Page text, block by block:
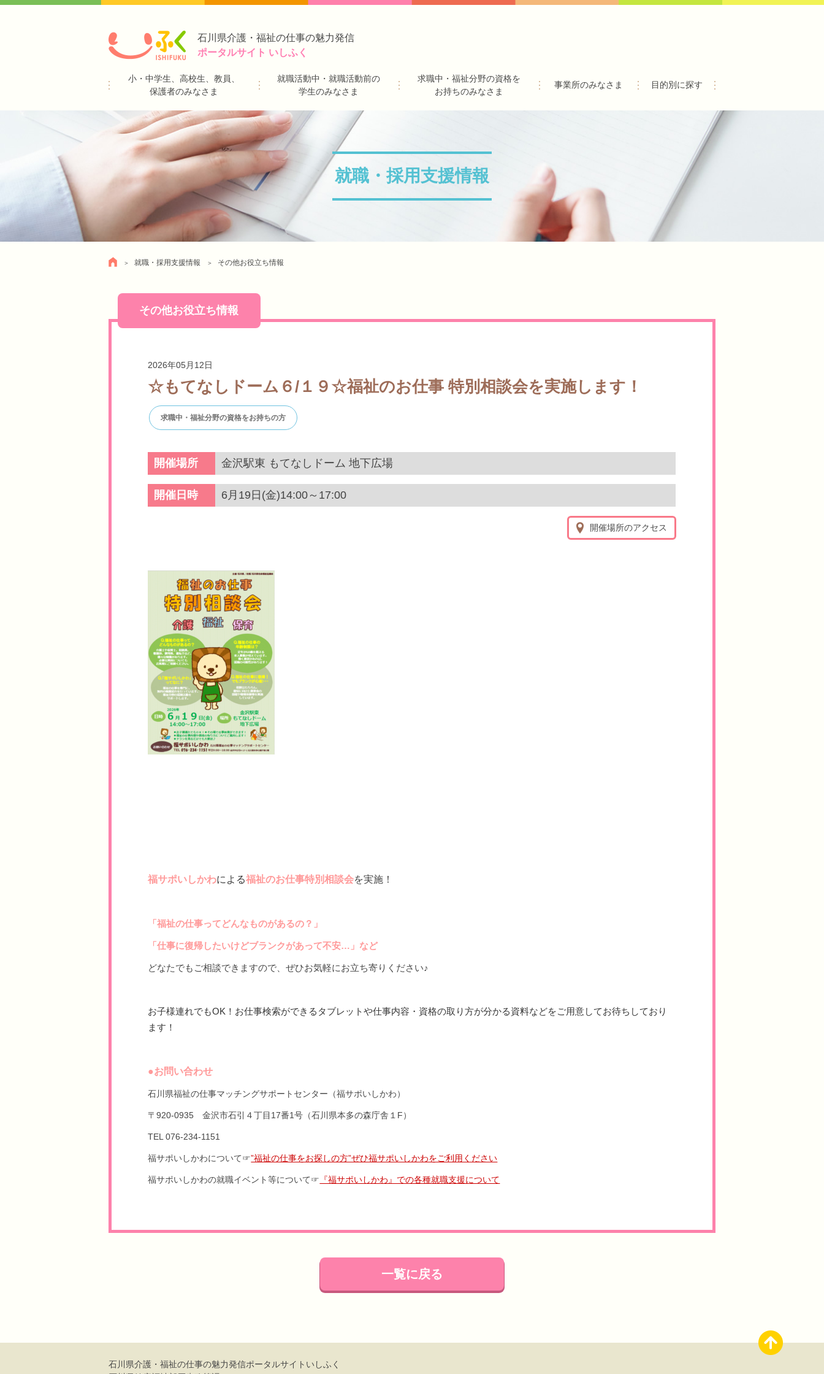
石川県介護・福祉の仕事の魅力発信
ポータルサイト いしふく
小・中学生、高校生、教員、
保護者のみなさま
就職活動中・就職活動前の
学生のみなさま
求職中・福祉分野の資格を
お持ちのみなさま
事業所のみなさま 目的別に探す
就職・採用支援情報
就職・採用支援情報 その他お役立ち情報
その他お役立ち情報
2026年05月12日
☆もてなしドーム６/１９☆福祉のお仕事 特別相談会を実施します！
求職中・福祉分野の資格をお持ちの方
開催場所 金沢駅東 もてなしドーム 地下広場
開催日時 6月19日(金)14:00～17:00
開催場所のアクセス
福サポいしかわによる福祉のお仕事特別相談会を実施！
「福祉の仕事ってどんなものがあるの？」
「仕事に復帰したいけどブランクがあって不安…」など
どなたでもご相談できますので、ぜひお気軽にお立ち寄りください♪
お子様連れでもOK！お仕事検索ができるタブレットや仕事内容・資格の取り方が分かる資料などをご用意してお待ちしており
ます！
●お問い合わせ
石川県福祉の仕事マッチングサポートセンター（福サポいしかわ）
〒920-0935 金沢市石引４丁目17番1号（石川県本多の森庁舎１F）
TEL 076-234-1151
福サポいしかわについて☞”福祉の仕事をお探しの方”ぜひ福サポいしかわをご利用ください
福サポいしかわの就職イベント等について☞ 『福サポいしかわ』での各種就職支援について
一覧に戻る
石川県介護・福祉の仕事の魅力発信ポータルサイトいしふく